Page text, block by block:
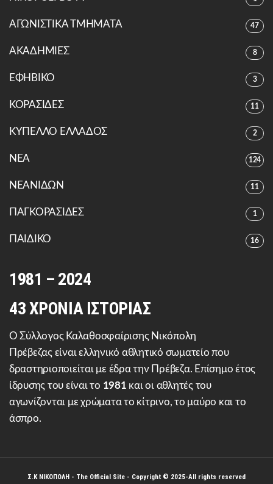
ΑΓΩΝΙΣΤΙΚΑ ΤΜΗΜΑΤΑ 47
ΑΚΑΔΗΜΙΕΣ 8
ΕΦΗΒΙΚΟ 3
ΚΟΡΑΣΙΔΕΣ 11
ΚΥΠΕΛΛΟ ΕΛΛΑΔΟΣ 2
ΝΕΑ 124
ΝΕΑΝΙΔΩΝ 11
ΠΑΓΚΟΡΑΣΙΔΕΣ 1
ΠΑΙΔΙΚΟ 16
1981 – 2024
43 ΧΡΟΝΙΑ ΙΣΤΟΡΙΑΣ
Ο Σύλλογος Καλαθοσφαίρισης Νικόπολη
Πρέβεζας είναι ελληνικό αθλητικό σωματείο που
δραστηριοποιείται με έδρα την Πρέβεζα. Επίσημο έτος
ίδρυσης του είναι το 1981 και οι αθλητές του
αγωνίζονται με χρώματα το κίτρινο, το μαύρο και το
άσπρο.
Σ.Κ ΝΙΚΟΠΟΛΗ - The Official Site - Copyright © 2025-All rights reserved